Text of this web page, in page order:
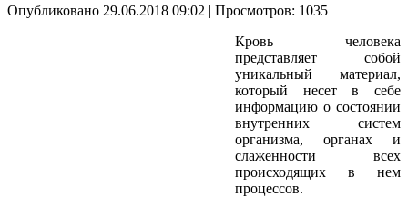
Опубликовано 29.06.2018 09:02 | Просмотров: 1035
Кровь человека
представляет собой
уникальный материал,
который несет в себе
информацию о состоянии
внутренних систем
организма, органах и
слаженности всех
происходящих в нем
процессов.